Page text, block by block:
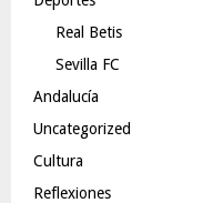
Real Betis
Sevilla FC
Andalucía
Uncategorized
Cultura
Reflexiones